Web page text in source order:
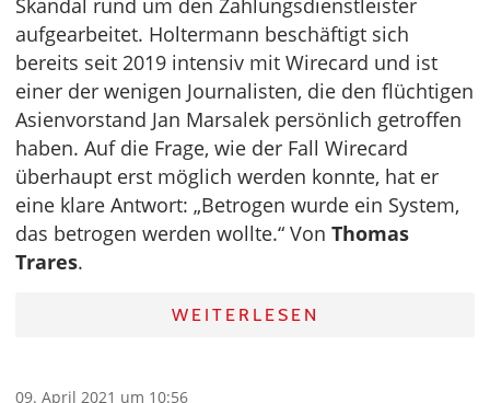
Skandal rund um den Zahlungsdienstleister
aufgearbeitet. Holtermann beschäftigt sich
bereits seit 2019 intensiv mit Wirecard und ist
einer der wenigen Journalisten, die den flüchtigen
Asienvorstand Jan Marsalek persönlich getroffen
haben. Auf die Frage, wie der Fall Wirecard
überhaupt erst möglich werden konnte, hat er
eine klare Antwort: „Betrogen wurde ein System,
das betrogen werden wollte.“ Von Thomas
Trares.
WEITERLESEN
09. April 2021 um 10:56